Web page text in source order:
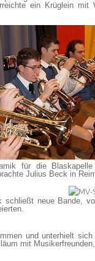
ein Krüglein
für die
Julius Beck in
schließt neue Bande,
und unterhielt
mit